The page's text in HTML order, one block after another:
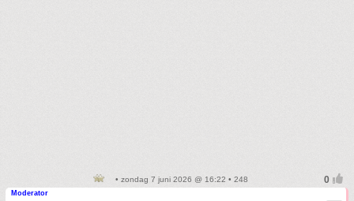
• zondag 7 juni 2026 @ 16:22 • 248
Moderator